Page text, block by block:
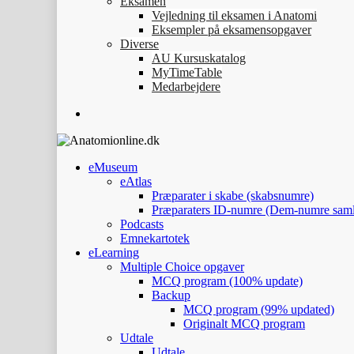
Vejledning til eksamen i Anatomi
Eksempler på eksamensopgaver
Diverse
AU Kursuskatalog
MyTimeTable
Medarbejdere
eMuseum
eAtlas
Præparater i skabe (skabsnumre)
Præparaters ID-numre (Dem-numre
Podcasts
Emnekartotek
eLearning
Multiple Choice opgaver
MCQ program (100% update)
Backup
MCQ program (99% updated)
Originalt MCQ program
Udtale